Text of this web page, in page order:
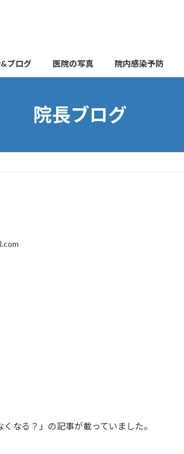
ブログ 医院の写真 院内感染予防
院長ブログ
なる？」の記事が載っていました。